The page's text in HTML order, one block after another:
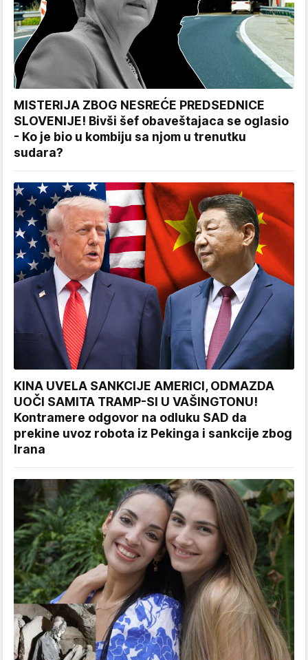
MISTERIJA ZBOG NESREĆE PREDSEDNICE
SLOVENIJE! Bivši šef obaveštajaca se oglasio
- Ko je bio u kombiju sa njom u trenutku
sudara?
KINA UVELA SANKCIJE AMERICI, ODMAZDA
UOČI SAMITA TRAMP-SI U VAŠINGTONU!
Kontramere odgovor na odluku SAD da
prekine uvoz robota iz Pekinga i sankcije zbog
Irana